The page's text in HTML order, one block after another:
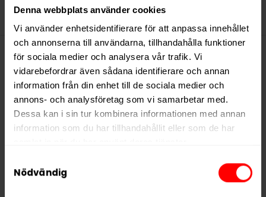
Denna webbplats använder cookies
Vi använder enhetsidentifierare för att anpassa innehållet
och annonserna till användarna, tillhandahålla funktioner
för sociala medier och analysera vår trafik. Vi
vidarebefordrar även sådana identifierare och annan
information från din enhet till de sociala medier och
annons- och analysföretag som vi samarbetar med.
Dessa kan i sin tur kombinera informationen med annan
information som du har tillhandahållit eller som de har
We work with
who may receive and
Nödvändig
Denna produkt innehåller
nikotin som är ett mycket
beroendeframkallande ämne.